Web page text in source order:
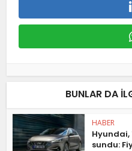
BUNLAR DA
HABER
Hyundai,
sundu: